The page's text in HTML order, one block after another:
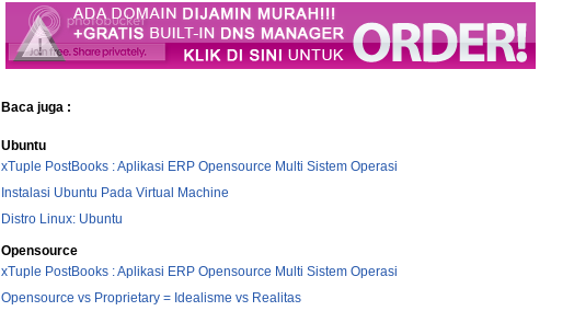
Baca juga :
Ubuntu
xTuple PostBooks : Aplikasi ERP Opensource Multi Sistem Operasi
Instalasi Ubuntu Pada Virtual Machine
Distro Linux: Ubuntu
Opensource
xTuple PostBooks : Aplikasi ERP Opensource Multi Sistem Operasi
Opensource vs Proprietary = Idealisme vs Realitas